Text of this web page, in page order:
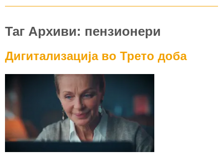
Таг Архиви: пензионери
Дигитализација во Трето доба